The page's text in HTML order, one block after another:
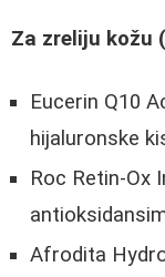
Za zreliju kožu
Eucerin Q10
hijaluronske
Roc Retin-Ox
Afrodita